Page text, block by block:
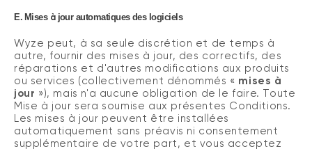
E. Mises àjour automatiques des logiciels
Wyze peut, à sa seule discrétion et de temps à
autre, fournir des mises à jour, des correctifs, des
réparations et d'autres modifications aux produits
ou services (collectivement dénommés « mises à
jour »), mais n'a aucune obligation de le faire. Toute
Mise à jour sera soumise aux présentes Conditions.
Les mises à jour peuvent être installées
automatiquement sans préavis ni consentement
supplémentaire de votre part, et vous acceptez